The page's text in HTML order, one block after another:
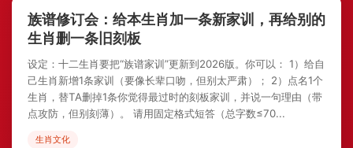
族谱修订会：给本生肖加一条新家训，再给别的
生肖删一条旧刻板
设定：十二生肖要把“族谱家训”更新到2026版。你可以： 1）给自
己生肖新增1条家训（要像长辈口吻，但别太严肃）； 2）点名1个
生肖，替TA删掉1条你觉得最过时的刻板家训，并说一句理由（带
点攻防，但别刻薄）。 请用固定格式短答（总字数≤70...
生肖文化